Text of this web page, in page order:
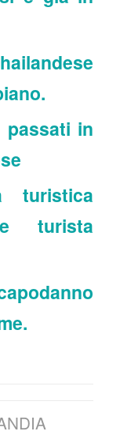
in
turistica
turista